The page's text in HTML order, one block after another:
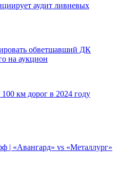
аудит ливневых
обветшавший ДК
на аукцион
км дорог в 2024 году
| «Авангард» vs «Металлург»